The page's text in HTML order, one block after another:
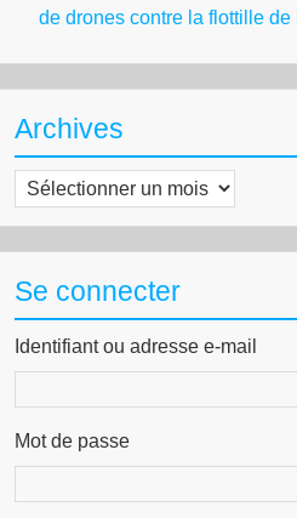
de drones contre la flottille de
Archives
Archives
Se connecter
Identifiant ou adresse e-mail
Mot de passe